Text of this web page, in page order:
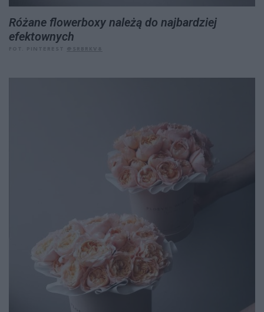
Różane flowerboxy należą do najbardziej
efektownych